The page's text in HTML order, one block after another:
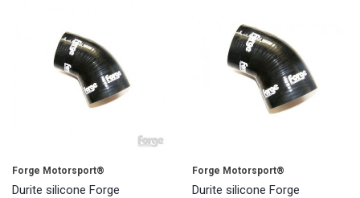
Forge Motorsport®
Durite silicone Forge
Forge Motorsport®
Durite silicone Forge